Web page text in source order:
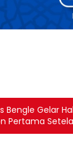
Bengle Gelar
Pertama